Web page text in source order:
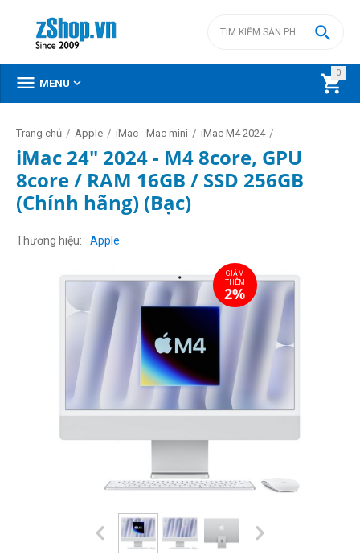
0


 MENU 
Trang chủ / Apple / iMac - Mac mini / iMac M4 2024 /
iMac 24" 2024 - M4 8core, GPU
8core / RAM 16GB / SSD 256GB
(Chính hãng) (Bạc)
Thương hiệu Apple